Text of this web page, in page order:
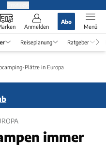
Anmelden
Abo
Menü
Reiseplanung Ratgeber
Plätze in Europa
immer